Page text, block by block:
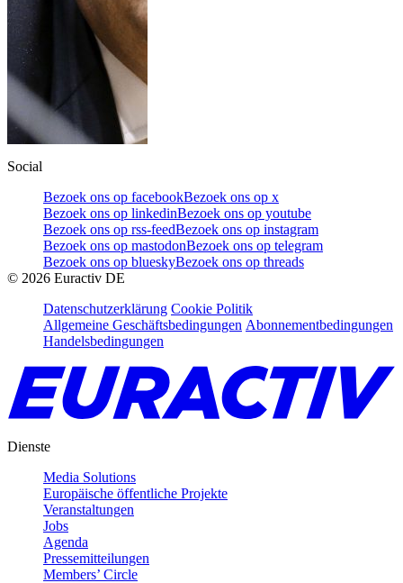
Social
Bezoek ons op facebookBezoek ons op x
Bezoek ons op linkedinBezoek ons op youtube
Bezoek ons op rss-feedBezoek ons op instagram
Bezoek ons op mastodonBezoek ons op telegram
Bezoek ons op blueskyBezoek ons op threads
© 2026 Euractiv DE
Datenschutzerklärung Cookie Politik
Allgemeine Geschäftsbedingungen Abonnementbedingungen
Handelsbedingungen
Dienste
Media Solutions
Europäische öffentliche Projekte
Veranstaltungen
Jobs
Agenda
Pressemitteilungen
Members’ Circle